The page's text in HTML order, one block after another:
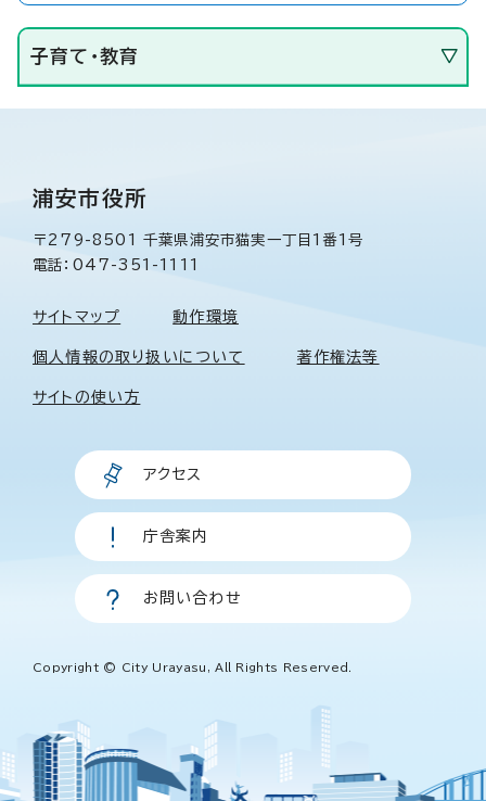
子育て・教育
浦安市役所
〒279-8501 千葉県浦安市猫実一丁目1番1号
電話：047-351-1111
サイトマップ 動作環境
個人情報の取り扱いについて 著作権法等
サイトの使い方
アクセス
庁舎案内
お問い合わせ
Copyright © City Urayasu, All Rights Reserved.